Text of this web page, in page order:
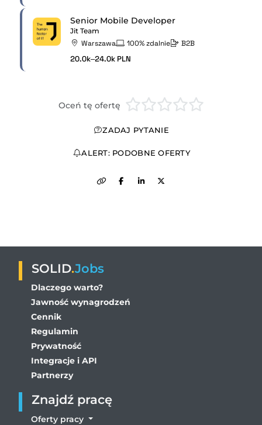
Senior Mobile Developer
Jit Team
Warszawa 100% zdalnie B2B
20.0k–24.0k PLN
Oceń tę ofertę
ZADAJ PYTANIE
ALERT: PODOBNE OFERTY
SOLID.Jobs
Dlaczego warto?
Jawność wynagrodzeń
Cennik
Regulamin
Prywatność
Integracje i API
Partnerzy
Znajdź pracę
Oferty pracy